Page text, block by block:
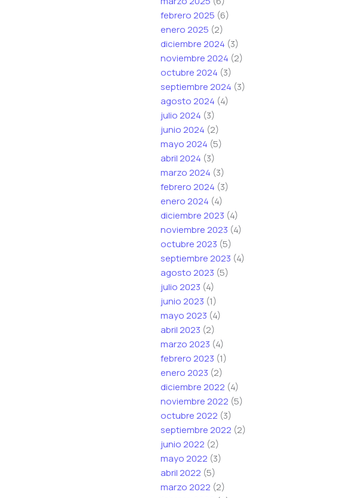
e
c
t
r
ó
n
i
c
o
febrero 2025 (6)
enero 2025 (2)
diciembre 2024 (3)
noviembre 2024 (2)
octubre 2024 (3)
septiembre 2024 (3)
agosto 2024 (4)
julio 2024 (3)
junio 2024 (2)
mayo 2024 (5)
abril 2024 (3)
marzo 2024 (3)
febrero 2024 (3)
enero 2024 (4)
diciembre 2023 (4)
noviembre 2023 (4)
octubre 2023 (5)
septiembre 2023 (4)
agosto 2023 (5)
julio 2023 (4)
junio 2023 (1)
mayo 2023 (4)
abril 2023 (2)
marzo 2023 (4)
febrero 2023 (1)
enero 2023 (2)
diciembre 2022 (4)
noviembre 2022 (5)
octubre 2022 (3)
septiembre 2022 (2)
junio 2022 (2)
mayo 2022 (3)
abril 2022 (5)
marzo 2022 (2)